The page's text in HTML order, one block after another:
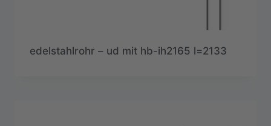
edelstahlrohr – ud mit hb-ih2165 l=2133